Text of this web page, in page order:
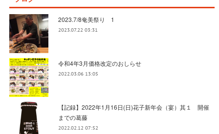
2023.7/8奄美祭り 1
2023.07.22 03:31
令和4年3月価格改定のおしらせ
2022.03.06 13:05
【記録】2022年1月16日(日)花子新年会（宴）其１ 開催
までの葛藤
2022.02.12 07:52